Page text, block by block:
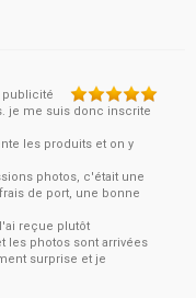
publicité
je me suis donc inscrite
les produits et on y
photos, c'était une
de port, une bonne
reçue plutôt
les photos sont arrivées
surprise et je